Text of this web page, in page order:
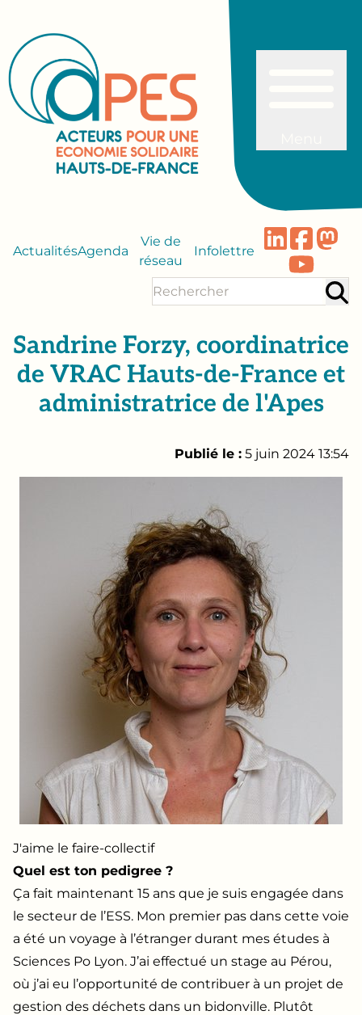
ActualitésAgenda
Vie de
réseau
Infolettre
Sandrine Forzy, coordinatrice
de VRAC Hauts-de-France et
administratrice de l'Apes
Publié le : 5 juin 2024 13:54
J'aime le faire-collectif
Quel est ton pedigree ?
Ça fait maintenant 15 ans que je suis engagée dans
le secteur de l’ESS. Mon premier pas dans cette voie
a été un voyage à l’étranger durant mes études à
Sciences Po Lyon. J’ai effectué un stage au Pérou,
où j’ai eu l’opportunité de contribuer à un projet de
gestion des déchets dans un bidonville. Plutôt